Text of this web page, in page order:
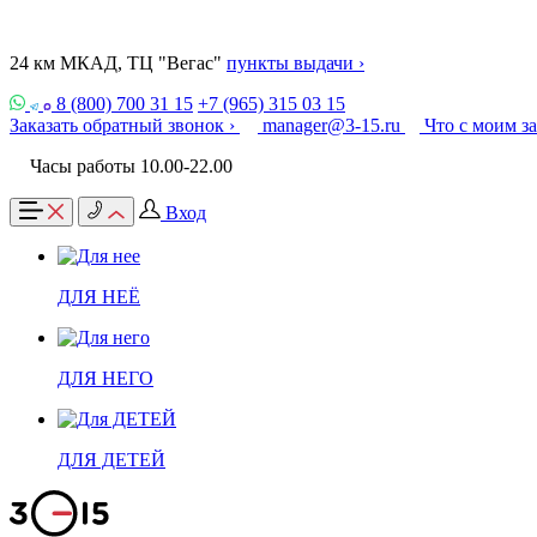
24 км МКАД, ТЦ "Вегас" пункты выдачи ›
8 (800) 700 31 15 +7 (965) 315 03 15
Заказать обратный звонок ›
manager@3-15.ru
Что с моим
Часы работы 10.00-22.00
Вход
ДЛЯ НЕЁ
ДЛЯ НЕГО
ДЛЯ ДЕТЕЙ